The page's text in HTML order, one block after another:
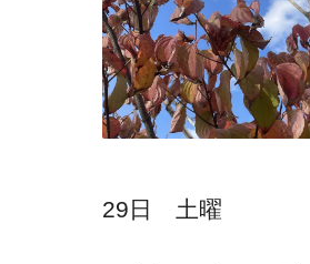
29日 土曜